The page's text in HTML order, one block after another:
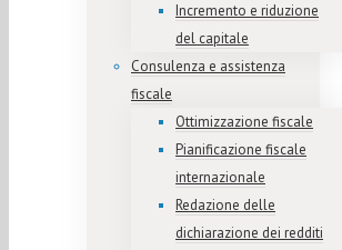
Incremento e riduzione
del capitale
Consulenza e assistenza
fiscale
Ottimizzazione fiscale
Pianificazione fiscale
internazionale
Redazione delle
dichiarazione dei redditi